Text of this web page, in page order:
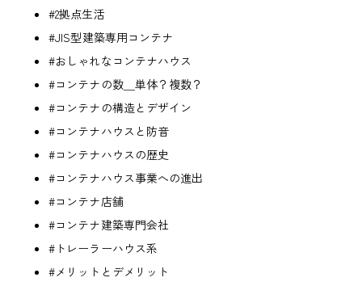
#2拠点生活
#JIS型建築専用コンテナ
#おしゃれなコンテナハウス
#コンテナの数＿単体？複数？
#コンテナの構造とデザイン
#コンテナハウスと防音
#コンテナハウスの歴史
#コンテナハウス事業への進出
#コンテナ店舗
#コンテナ建築専門会社
#トレーラーハウス系
#メリットとデメリット